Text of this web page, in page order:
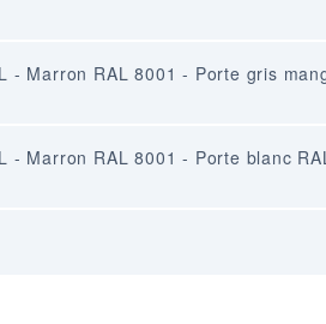
- Marron RAL 8001 - Porte gris
- Marron RAL 8001 - Porte blanc